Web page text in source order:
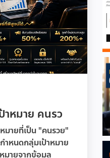
หมาย คนรว
มายที่เป็น "คนรวย"
ำหนดกลุ่มเป้าหมาย
มายจากข้อมูล